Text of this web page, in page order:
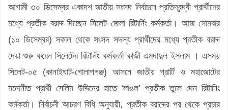
আগামী ৩০ ডিসেম্বর একাদশ জাতীয় সংসদ নির্বাচনে প্রতিদ্বন্দ্বী প্রার্থীদের
মধ্যে প্রতীক বরাদ্দ দিচ্ছেন সিলেট জেলা রিটার্নিং কর্মকর্তা। আজ সোমবার
(১০ ডিসেম্বর) সকাল থেকে সংসদ সদস্য প্রার্থীদের মধ্যে প্রতীক বরাদ্দ
দেয়া শুরু করেন সিলেটের রিটার্নিং কর্মকর্তা কাজী এমদাদুল ইসলাম । এসময়
সিলেট-০৫ (কানাইঘাট-গোলাপগঞ্জ) আসনে জাতীয় প্রার্টি ও মহাজোটের
মনোনীত প্রার্থী সেলিম উদ্দিনের হাতে ‘লাঙল’ প্রতীক তুলে দেন রিটানিং
কর্মকর্তা। নির্বাচনী আচরণ বিধি অনুযায়ী, প্রতীক বরাদ্দের পর থেকে প্রচার